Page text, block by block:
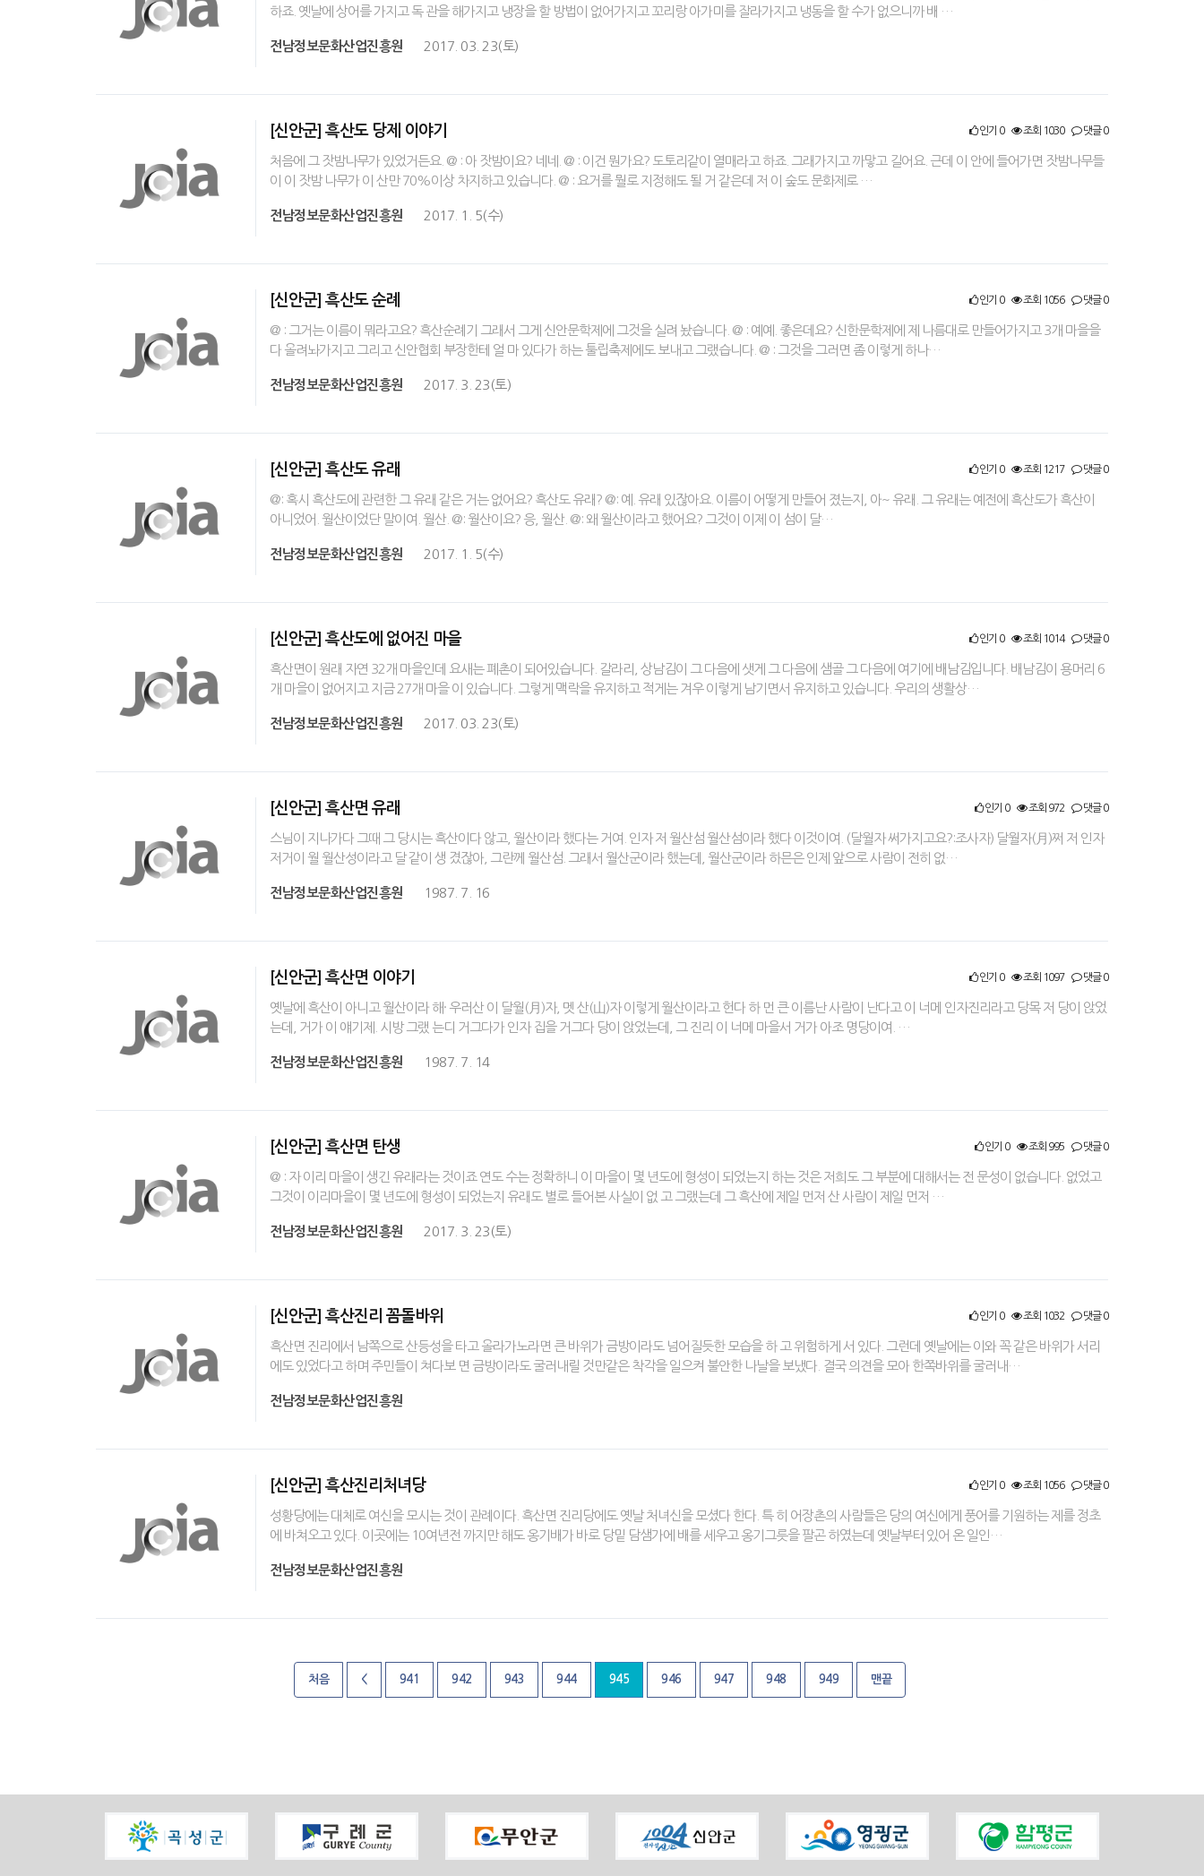
하죠. 옛날에 상어를 가지고 독 관을 해가지고 냉장을 할 방법이 없어가지고 꼬리랑 아가미를 잘라가지고 냉동을 할 수가 없으니까 배 …
전남정보문화산업진흥원 2017. 03. 23(토)
[신안군] 흑산도 당제 이야기 인기 0 조회 1030 댓글 0
처음에 그 잣밤나무가 있었거든요. @ : 아 잣밤이요? 네네. @ : 이건 뭔가요? 도토리같이 열매라고 하죠. 그래가지고 까맣고 길어요. 근데 이 안에 들어가면 잣밤나무들
이 이 잣밤 나무가 이 산만 70%이상 차지하고 있습니다. @ : 요거를 뭘로 지정해도 될 거 같은데 저 이 숲도 문화제로 …
전남정보문화산업진흥원 2017. 1. 5(수)
[신안군] 흑산도 순례 인기 0 조회 1056 댓글 0
@ : 그거는 이름이 뭐라고요? 흑산순례기 그래서 그게 신안문학제에 그것을 실려 놨습니다. @ : 예예. 좋은데요? 신한문학제에 제 나름대로 만들어가지고 3개 마을을
다 올려놔가지고 그리고 신안협회 부장한테 얼 마 있다가 하는 툴립축제에도 보내고 그랬습니다. @ : 그것을 그러면 좀 이렇게 하나…
전남정보문화산업진흥원 2017. 3. 23(토)
[신안군] 흑산도 유래 인기 0 조회 1217 댓글 0
@: 혹시 흑산도에 관련한 그 유래 같은 거는 없어요? 흑산도 유래? @: 예. 유래 있잖아요. 이름이 어떻게 만들어 졌는지, 아~ 유래. 그 유래는 예전에 흑산도가 흑산이
아니었어. 월산이었단 말이여. 월산. @: 월산이요? 응, 월산. @: 왜 월산이라고 했어요? 그것이 이제 이 섬이 달…
전남정보문화산업진흥원 2017. 1. 5(수)
[신안군] 흑산도에 없어진 마을 인기 0 조회 1014 댓글 0
흑산면이 원래 자연 32개 마을인데 요새는 폐촌이 되어있습니다. 갈라리, 상남김이 그 다음에 샛게 그 다음에 샘골 그 다음에 여기에 배남김입니다. 배남김이 용머리 6
개 마을이 없어지고 지금 27개 마을 이 있습니다. 그렇게 맥락을 유지하고 적게는 겨우 이렇게 남기면서 유지하고 있습니다. 우리의 생활상…
전남정보문화산업진흥원 2017. 03. 23(토)
[신안군] 흑산면 유래 인기 0 조회 972 댓글 0
스님이 지나가다 그때 그 당시는 흑산이다 않고, 월산이라 했다는 거여. 인자 저 월산섬 월산섬이라 했다 이것이여. (달월자 써가지고요?:조사자) 달월자(月)쩌 저 인자
저거이 월 월산성이라고 달 같이 생 겼잖아, 그란께 월산섬. 그래서 월산군이라 했는데, 월산군이라 하믄은 인제 앞으로 사람이 전히 없…
전남정보문화산업진흥원 1987. 7. 16
[신안군] 흑산면 이야기 인기 0 조회 1097 댓글 0
옛날에 흑산이 아니고 월산이라 해· 우러산 이 달월(月)자, 멧 산(山)자 이렇게 월산이라고 헌다 하 먼 큰 이름난 사람이 난다고 이 너메 인자진리라고 당목 저 당이 앉었
는데, 거가 이 얘기제. 시방 그랬 는디 거그다가 인자 집을 거그다 당이 앉었는데, 그 진리 이 너메 마을서 거가 아조 명당이여. …
전남정보문화산업진흥원 1987. 7. 14
[신안군] 흑산면 탄생 인기 0 조회 995 댓글 0
@ : 자 이리 마을이 생긴 유래라는 것이죠 연도 수는 정확하니 이 마을이 몇 년도에 형성이 되었는지 하는 것은 저희도 그 부분에 대해서는 전 문성이 없습니다. 없었고
그것이 이리마을이 몇 년도에 형성이 되었는지 유래도 별로 들어본 사실이 없 고 그랬는데 그 흑산에 제일 먼저 산 사람이 제일 먼저 …
전남정보문화산업진흥원 2017. 3. 23(토)
[신안군] 흑산진리 꼼돌바위 인기 0 조회 1032 댓글 0
흑산면 진리에서 남쪽으로 산등성을 타고 올라가노라면 큰 바위가 금방이라도 넘어질듯한 모습을 하 고 위험하게 서 있다. 그런데 옛날에는 이와 꼭 같은 바위가 서리
에도 있었다고 하며 주민들이 쳐다보 면 금방이라도 굴러내릴 것만같은 착각을 일으켜 불안한 나날을 보냈다. 결국 의견을 모아 한쪽바위를 굴러내…
전남정보문화산업진흥원
[신안군] 흑산진리처녀당 인기 0 조회 1056 댓글 0
성황당에는 대체로 여신을 모시는 것이 관례이다. 흑산면 진리당에도 옛날 처녀신을 모셨다 한다. 특 히 어장촌의 사람들은 당의 여신에게 풍어를 기원하는 제를 정초
에 바쳐오고 있다. 이곳에는 10여년전 까지만 해도 옹기배가 바로 당밑 담샘가에 배를 세우고 옹기그릇을 팔곤 하였는데 옛날부터 있어 온 일인…
전남정보문화산업진흥원
처음 < 941 942 943 944 945 946 947 948 949 맨끝